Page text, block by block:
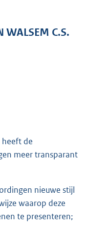
WALSEM C.S.
heeft de
meer transparant
nieuwe stijl
waarop deze
te presenteren;